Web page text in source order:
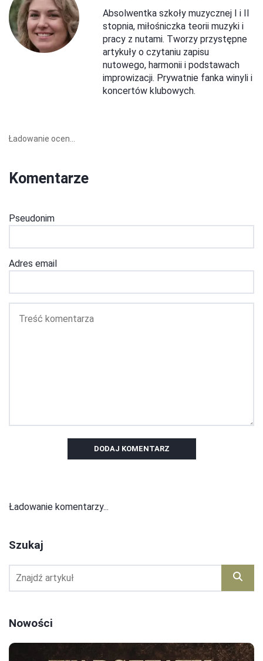
Absolwentka szkoły muzycznej I i II
stopnia, miłośniczka teorii muzyki i
pracy z nutami. Tworzy przystępne
artykuły o czytaniu zapisu
nutowego, harmonii i podstawach
improwizacji. Prywatnie fanka winyli i
koncertów klubowych.
Ładowanie ocen...
Komentarze
Pseudonim
Adres email
DODAJ KOMENTARZ
Ładowanie komentarzy...
Szukaj
Nowości